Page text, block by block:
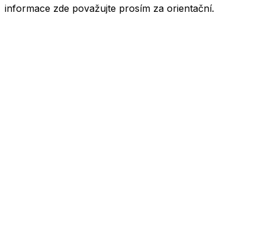
informace zde považujte prosím za orientační.